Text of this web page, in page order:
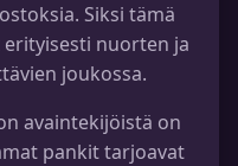
Siksi tämä
nuorten ja
joukossa.
avaintekijöistä on
pankit tarjoavat